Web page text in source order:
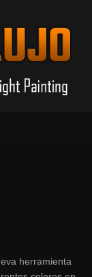
herramienta